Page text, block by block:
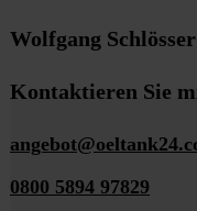
Wolfgang Schlösser
Kontaktieren Sie
0800 5894 97829